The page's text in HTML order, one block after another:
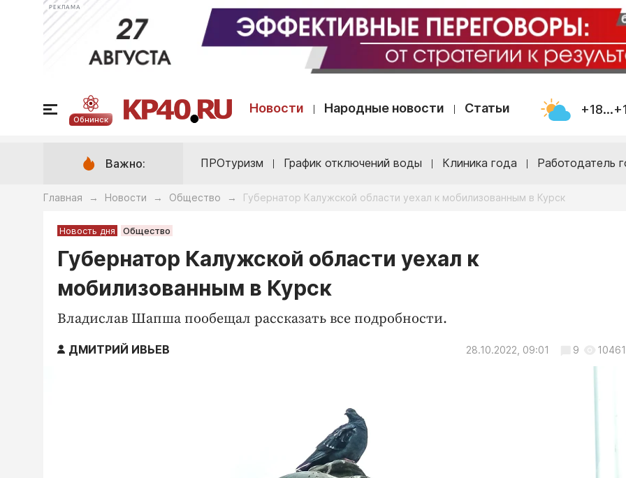
РЕКЛАМА
Обнинск
Новости Народные новости Статьи
Важно: ПРОтуризм График отключений воды Клиника года Работодатель
Главная → Новости → Общество → Губернатор Калужской области уехал к мобилизованным в Курск
Новость дня Общество
Губернатор Калужской области уехал к
мобилизованным в Курск
Владислав Шапша пообещал рассказать все подробности.
ДМИТРИЙ ИВЬЕВ 28.10.2022, 09:01 9 10461